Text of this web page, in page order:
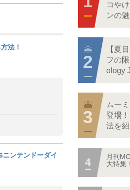
法！
ンテンドーダイ
コや
ンの
【夏
フの
ology
ムー
登場
法を
月刊
大特集